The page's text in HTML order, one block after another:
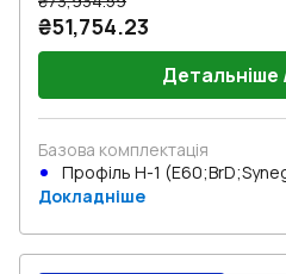
₴51,754.23
Детальніше
Базова комплектація
Профіль Н-1
Докладніше